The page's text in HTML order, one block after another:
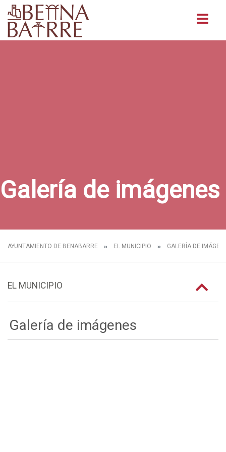
Galería de imágenes
AYUNTAMIENTO DE BENABARRE EL MUNICIPIO GALERÍA DE
EL MUNICIPIO
Galería de imágenes